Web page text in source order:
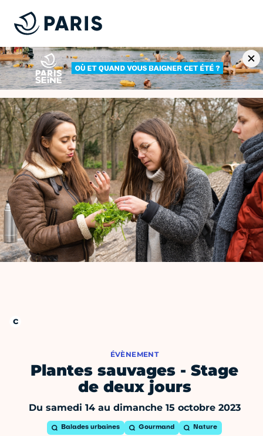
ÉVÈNEMENT
Plantes sauvages - Stage
de deux jours
Du samedi 14 au dimanche 15 octobre 2023
Balades urbaines Gourmand Nature